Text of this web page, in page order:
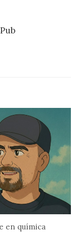
en química